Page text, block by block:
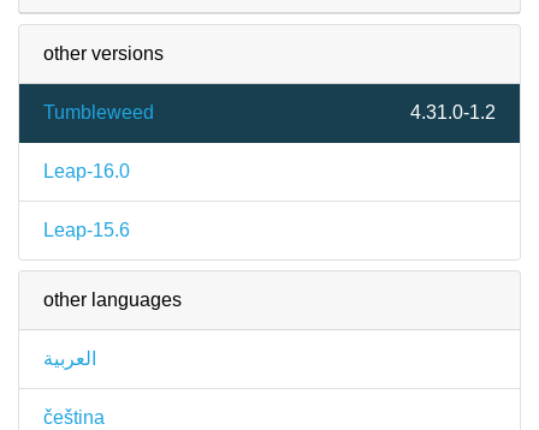
other versions
Tumbleweed 4.31.0-1.2
Leap-16.0
Leap-15.6
other languages
العربية
čeština